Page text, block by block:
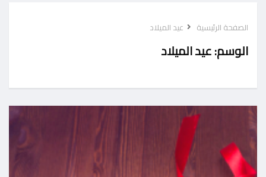
الصفحة الرئيسية عيد الميلاد
الوسم:عيد الميلاد